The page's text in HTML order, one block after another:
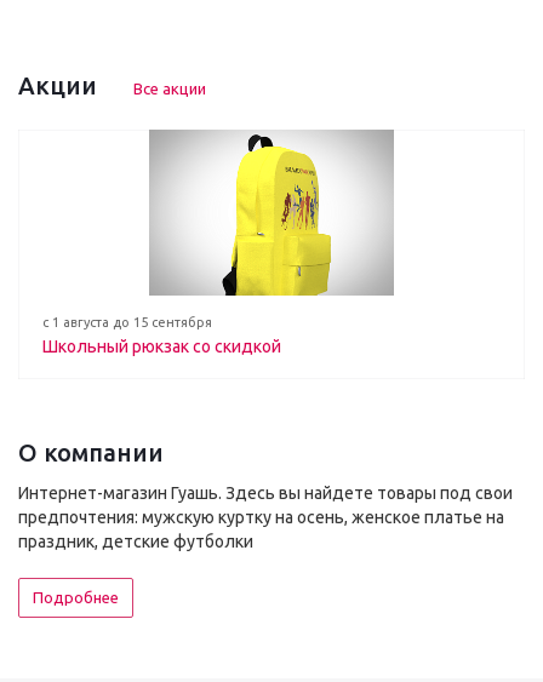
Акции Все акции
с 1 августа до 15 сентября
Школьный рюкзак со скидкой
О компании
Интернет-магазин Гуашь. Здесь вы найдете товары под свои
предпочтения: мужскую куртку на осень, женское платье на
праздник, детские футболки
Подробнее